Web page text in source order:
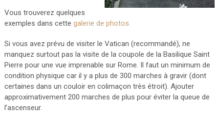
Vous trouverez quelques
exemples dans cette galerie de photos.
Si vous avez prévu de visiter le Vatican (recommandé), ne
manquez surtout pas la visite de la coupole de la Basilique Saint
Pierre pour une vue imprenable sur Rome. Il faut un minimum de
condition physique car il y a plus de 300 marches à gravir (dont
certaines dans un couloir en colimaçon très étroit). Ajouter
approximativement 200 marches de plus pour éviter la queue de
l’ascenseur.